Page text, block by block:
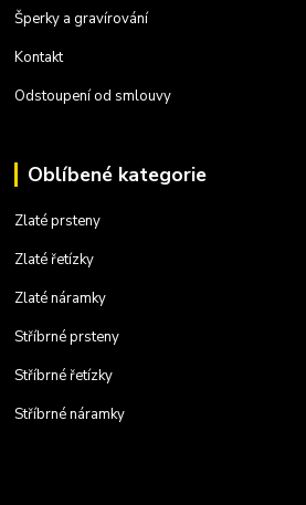
Šperky a gravírování
Kontakt
Odstoupení od smlouvy
Oblíbené kategorie
Zlaté prsteny
Zlaté řetízky
Zlaté náramky
Stříbrné prsteny
Stříbrné řetízky
Stříbrné náramky